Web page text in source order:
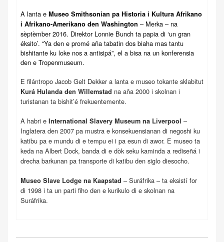
A lanta e Museo Smithsonian pa Historia i Kultura Afrikano
i Afrikano-Amerikano den Washington – Merka – na
sèptèmber 2016. Direktor Lonnie Bunch ta papia di ‘un gran
éksito’. “Ya den e promé aña tabatin dos biaha mas tantu
bishitante ku loke nos a antisipá”, el a bisa na un konferensia
den e Tropenmuseum.
E filántropo Jacob Gelt Dekker a lanta e museo tokante sklabitut
Kurá Hulanda den Willemstad na aña 2000 i skolnan i
turistanan ta bishit’é frekuentemente.
A habri e International Slavery Museum na Liverpool –
Inglatera den 2007 pa mustra e konsekuensianan di negoshi ku
katibu pa e mundu di e tempu ei i pa esun di awor. E museo ta
keda na Albert Dock, banda di e dòk seku kaminda a rediseñá i
drecha barkunan pa transporte di katibu den siglo diesocho.
Museo Slave Lodge na Kaapstad – Suráfrika – ta eksistí for
di 1998 i ta un parti fiho den e kurikulo di e skolnan na
Suráfrika.